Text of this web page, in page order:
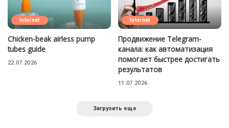
Internet
Chicken-beak airless pump
tubes guide
22.07.2026
Internet
Продвижение Telegram-
канала: как автоматизация
помогает быстрее достигать
результатов
11.07.2026
Загрузить еще